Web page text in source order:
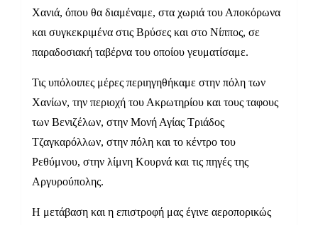
Χανιά, όπου θα διαμέναμε, στα χωριά του Αποκόρωνα
και συγκεκριμένα στις Βρύσες και στο Νίππος, σε
παραδοσιακή ταβέρνα του οποίου γευματίσαμε.
Τις υπόλοιπες μέρες περιηγηθήκαμε στην πόλη των
Χανίων, την περιοχή του Ακρωτηρίου και τους ταφους
των Βενιζέλων, στην Μονή Αγίας Τριάδος
Τζαγκαρόλλων, στην πόλη και το κέντρο του
Ρεθύμνου, στην λίμνη Κουρνά και τις πηγές της
Αργυρούπολης.
Η μετάβαση και η επιστροφή μας έγινε αεροπορικώς